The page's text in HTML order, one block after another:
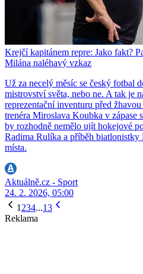
Krejčí kapitánem repre: Jako fakt?
Milána naléhavý vzkaz
Už za necelý měsíc se český fotbal
mistrovství světa, nebo ne. A tak je
reprezentační inventuru před
trenéra Miroslava Koubka v zápase
by rozhodně nemělo ujít hokejové
Radima Rulíka a příběh
místa.
Aktuálně.cz - Sport
24. 2. 2026, 05:00
1 234...13
Reklama